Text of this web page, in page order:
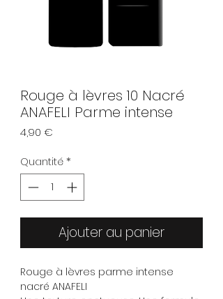
Rouge à lèvres 10 Nacré
ANAFELI Parme intense
4,90 €
Quantité*
Ajouter au panier
Rouge à lèvres parme intense
nacré ANAFELI